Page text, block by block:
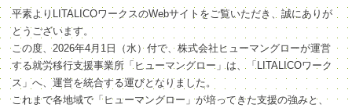
平素よりLITALICOワークスのWebサイトをご覧いただき、誠にありが
とうございます。
この度、2026年4月1日（水）付で、株式会社ヒューマングローが運営
する就労移行支援事業所「ヒューマングロー」は、「LITALICOワーク
ス」へ、運営を統合する運びとなりました。
これまで各地域で「ヒューマングロー」が培ってきた支援の強みと、